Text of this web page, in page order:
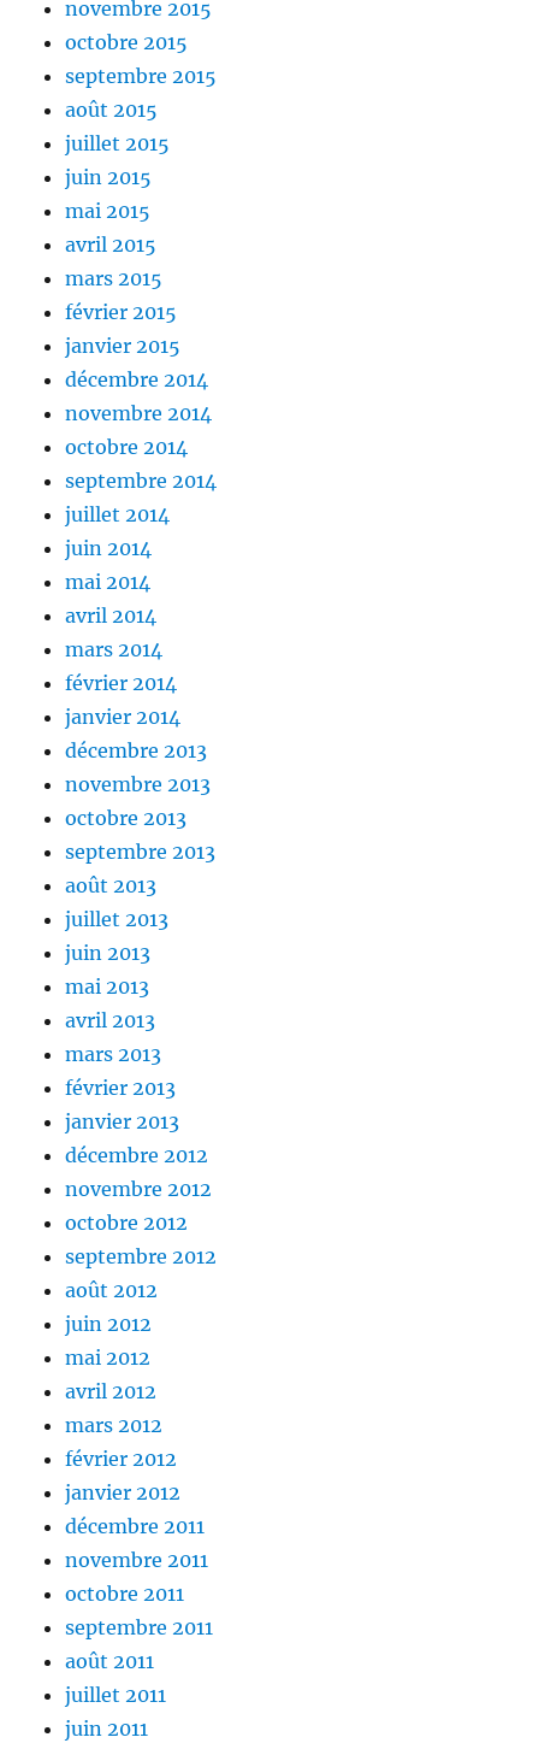
novembre 2015
octobre 2015
septembre 2015
août 2015
juillet 2015
juin 2015
mai 2015
avril 2015
mars 2015
février 2015
janvier 2015
décembre 2014
novembre 2014
octobre 2014
septembre 2014
juillet 2014
juin 2014
mai 2014
avril 2014
mars 2014
février 2014
janvier 2014
décembre 2013
novembre 2013
octobre 2013
septembre 2013
août 2013
juillet 2013
juin 2013
mai 2013
avril 2013
mars 2013
février 2013
janvier 2013
décembre 2012
novembre 2012
octobre 2012
septembre 2012
août 2012
juin 2012
mai 2012
avril 2012
mars 2012
février 2012
janvier 2012
décembre 2011
novembre 2011
octobre 2011
septembre 2011
août 2011
juillet 2011
juin 2011